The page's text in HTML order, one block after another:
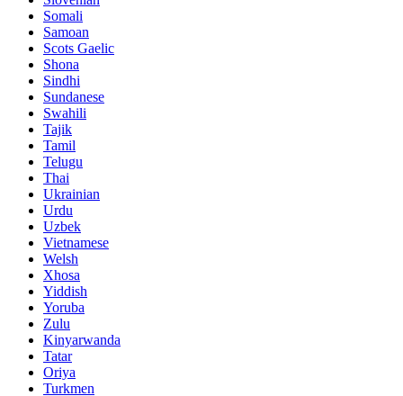
Somali
Samoan
Scots Gaelic
Shona
Sindhi
Sundanese
Swahili
Tajik
Tamil
Telugu
Thai
Ukrainian
Urdu
Uzbek
Vietnamese
Welsh
Xhosa
Yiddish
Yoruba
Zulu
Kinyarwanda
Tatar
Oriya
Turkmen